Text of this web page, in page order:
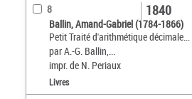
8
Ballin, Amand-Gabriel (1784-1866)
Petit Traité d'arithmétique décimale...
par A.-G. Ballin,...
impr. de N. Periaux
1840
Livres